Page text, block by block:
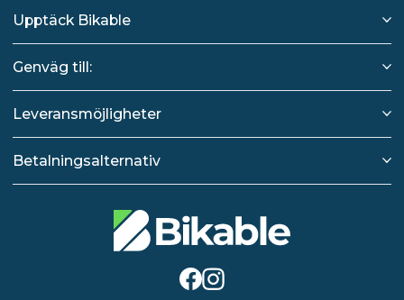
Upptäck Bikable
Genväg till:
Leveransmöjligheter
Betalningsalternativ